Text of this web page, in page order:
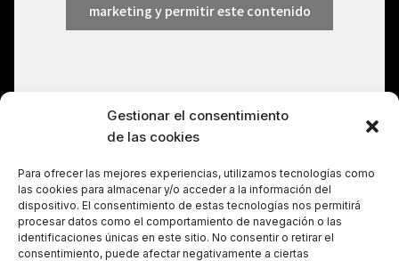
Gestionar el consentimiento
de las cookies
Para ofrecer las mejores experiencias, utilizamos tecnologías como
las cookies para almacenar y/o acceder a la información del
dispositivo. El consentimiento de estas tecnologías nos permitirá
procesar datos como el comportamiento de navegación o las
identificaciones únicas en este sitio. No consentir o retirar el
consentimiento, puede afectar negativamente a ciertas
marketing y permitir este contenido